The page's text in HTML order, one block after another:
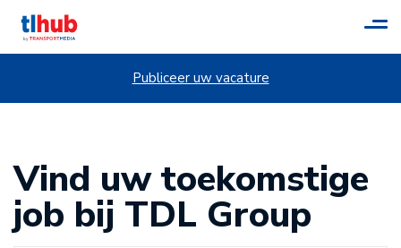
Publiceer uw vacature
Vind uw toekomstige
job bij TDL Group